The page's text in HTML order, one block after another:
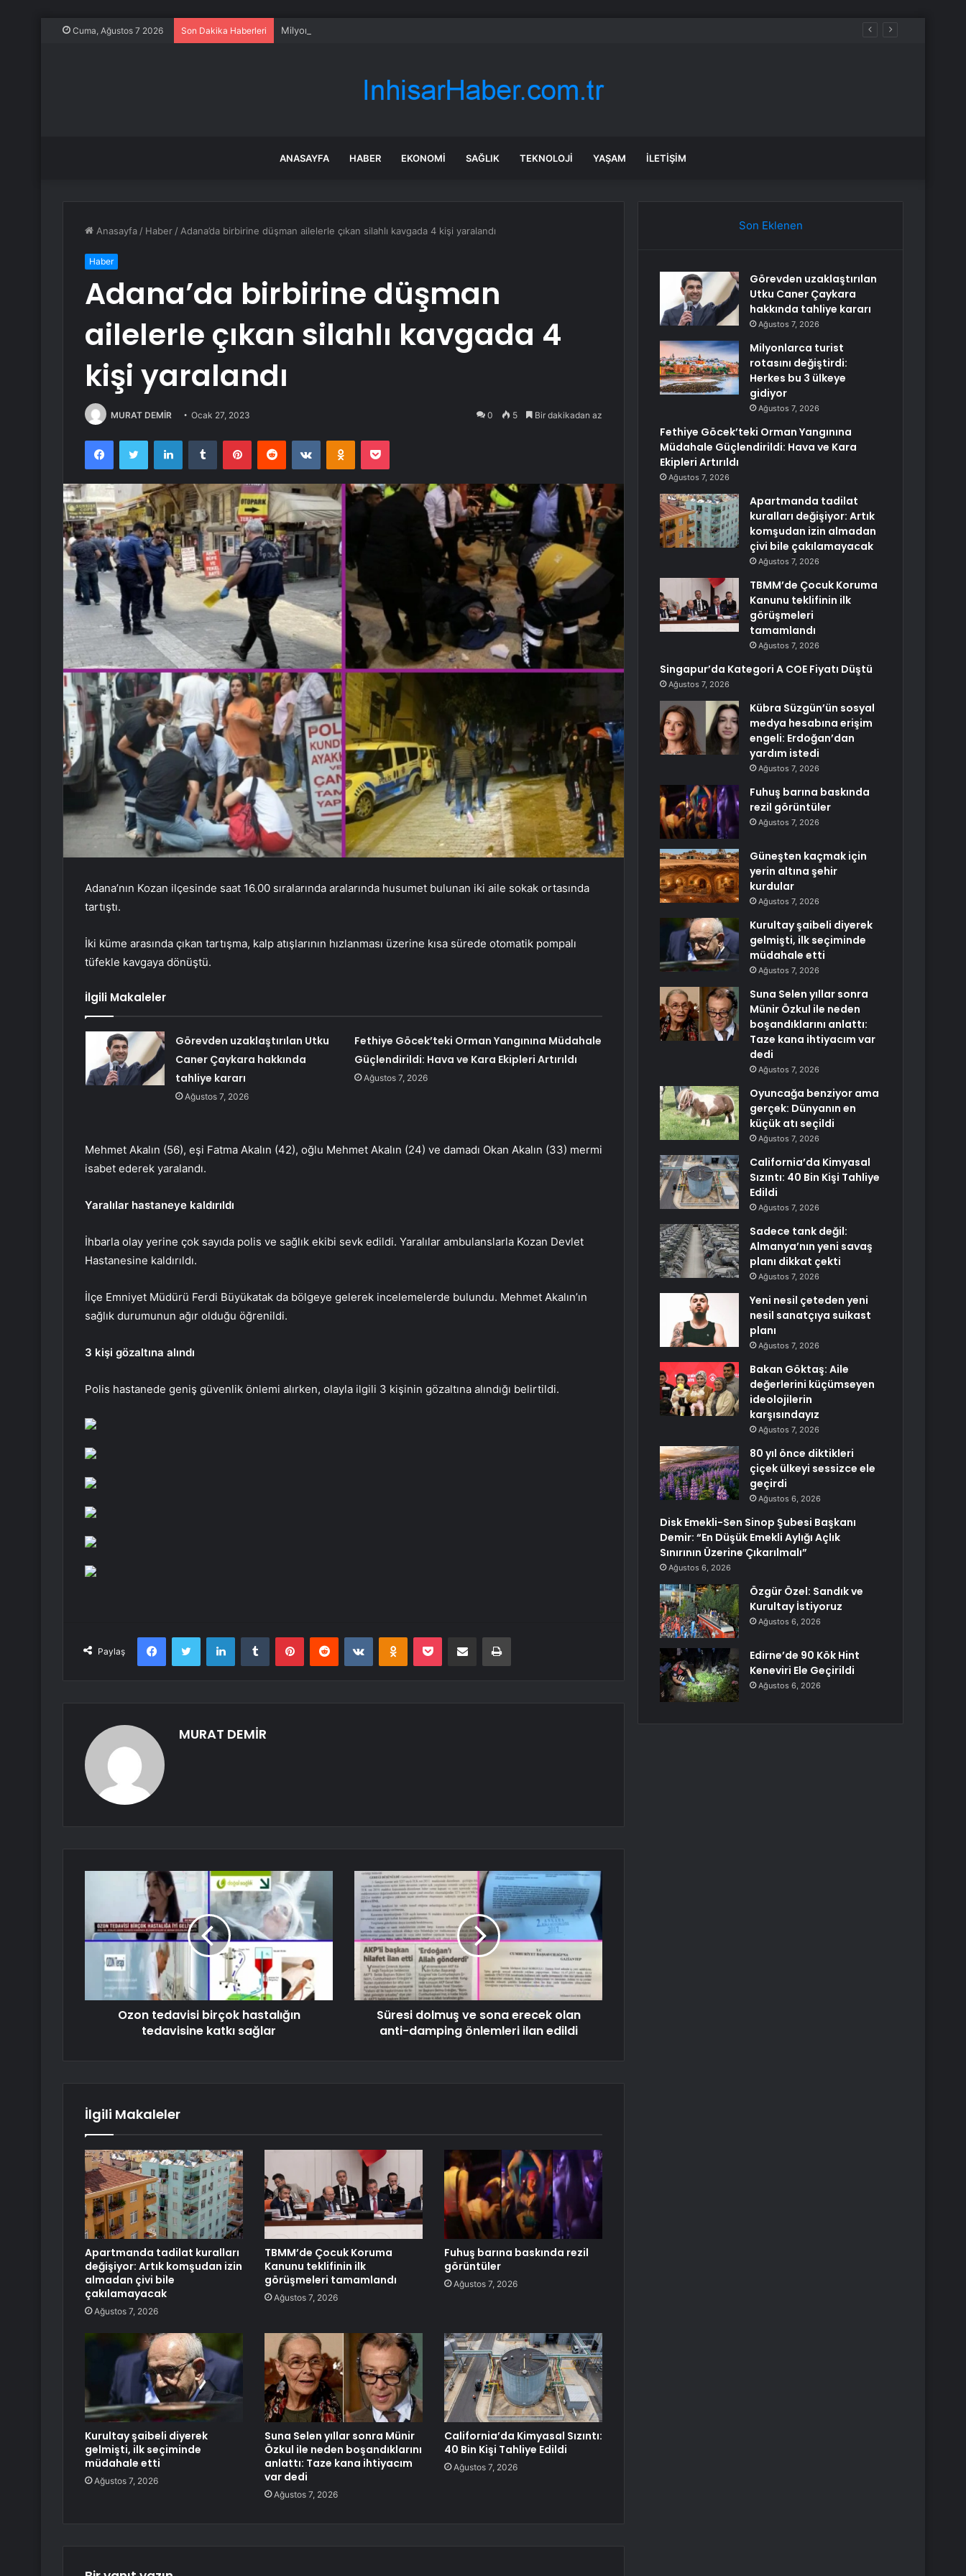
Cuma, Ağustos 7 2026 Son Dakika Haberleri Milyonlarca turist rotasını değiştirdi: Herkes bu 3 ülkeye gidiyor
ANASAYFA HABER EKONOMI SAĞLIK TEKNOLOJI YAŞAM İLETIŞIM
Anasayfa / Haber / Adana’da birbirine düşman ailelerle çıkan silahlı kavgada 4 kişi yaralandı
Haber
Adana’da birbirine düşman
ailelerle çıkan silahlı kavgada 4
kişi yaralandı
MURAT DEMİR Ocak 27, 2023 0 5 Bir dakikadan az
FacebookTwitter LinkedInTumblr PinterestReddit VKontakteOdnoklassniki
Pocket
Adana’nın Kozan ilçesinde saat 16.00 sıralarında aralarında husumet bulunan iki aile sokak ortasında
tartıştı.
İki küme arasında çıkan tartışma, kalp atışlarının hızlanması üzerine kısa sürede otomatik pompalı
tüfekle kavgaya dönüştü.
İlgili Makaleler
Görevden uzaklaştırılan Utku
Caner Çaykara hakkında
tahliye kararı
Ağustos 7, 2026
Fethiye Göcek’teki Orman Yangınına Müdahale
Güçlendirildi: Hava ve Kara Ekipleri Artırıldı
Ağustos 7, 2026
Mehmet Akalın (56), eşi Fatma Akalın (42), oğlu Mehmet Akalın (24) ve damadı Okan Akalın (33) mermi
isabet ederek yaralandı.
Yaralılar hastaneye kaldırıldı
İhbarla olay yerine çok sayıda polis ve sağlık ekibi sevk edildi. Yaralılar ambulanslarla Kozan Devlet
Hastanesine kaldırıldı.
İlçe Emniyet Müdürü Ferdi Büyükatak da bölgeye gelerek incelemelerde bulundu. Mehmet Akalın’ın
sağlık durumunun ağır olduğu öğrenildi.
3 kişi gözaltına alındı
Polis hastanede geniş güvenlik önlemi alırken, olayla ilgili 3 kişinin gözaltına alındığı belirtildi.
Paylaş
FacebookTwitter LinkedInTumblr PinterestReddit VKontakteOdnoklassniki
Pocket E-Posta ile paylaş Yazdır
MURAT DEMİR
Ozon tedavisi birçok hastalığın
tedavisine katkı sağlar
Süresi dolmuş ve sona erecek olan
anti-damping önlemleri ilan edildi
İlgili Makaleler
Apartmanda tadilat kuralları
değişiyor: Artık komşudan izin
almadan çivi bile
çakılamayacak
Ağustos 7, 2026
TBMM’de Çocuk Koruma
Kanunu teklifinin ilk
görüşmeleri tamamlandı
Ağustos 7, 2026
Fuhuş barına baskında rezil
görüntüler
Ağustos 7, 2026
Kurultay şaibeli diyerek
gelmişti, ilk seçiminde
müdahale etti
Ağustos 7, 2026
Suna Selen yıllar sonra Münir
Özkul ile neden boşandıklarını
anlattı: Taze kana ihtiyacım
var dedi
Ağustos 7, 2026
California’da Kimyasal Sızıntı:
40 Bin Kişi Tahliye Edildi
Ağustos 7, 2026
Son Eklenen
Görevden uzaklaştırılan
Utku Caner Çaykara
hakkında tahliye kararı
Ağustos 7, 2026
Milyonlarca turist
rotasını değiştirdi:
Herkes bu 3 ülkeye
gidiyor
Ağustos 7, 2026
Fethiye Göcek’teki Orman Yangınına
Müdahale Güçlendirildi: Hava ve Kara
Ekipleri Artırıldı
Ağustos 7, 2026
Apartmanda tadilat
kuralları değişiyor: Artık
komşudan izin almadan
çivi bile çakılamayacak
Ağustos 7, 2026
TBMM’de Çocuk Koruma
Kanunu teklifinin ilk
görüşmeleri
tamamlandı
Ağustos 7, 2026
Singapur’da Kategori A COE Fiyatı Düştü
Ağustos 7, 2026
Kübra Süzgün’ün sosyal
medya hesabına erişim
engeli: Erdoğan’dan
yardım istedi
Ağustos 7, 2026
Fuhuş barına baskında
rezil görüntüler
Ağustos 7, 2026
Güneşten kaçmak için
yerin altına şehir
kurdular
Ağustos 7, 2026
Kurultay şaibeli diyerek
gelmişti, ilk seçiminde
müdahale etti
Ağustos 7, 2026
Suna Selen yıllar sonra
Münir Özkul ile neden
boşandıklarını anlattı:
Taze kana ihtiyacım var
dedi
Ağustos 7, 2026
Oyuncağa benziyor ama
gerçek: Dünyanın en
küçük atı seçildi
Ağustos 7, 2026
California’da Kimyasal
Sızıntı: 40 Bin Kişi Tahliye
Edildi
Ağustos 7, 2026
Sadece tank değil:
Almanya’nın yeni savaş
planı dikkat çekti
Ağustos 7, 2026
Yeni nesil çeteden yeni
nesil sanatçıya suikast
planı
Ağustos 7, 2026
Bakan Göktaş: Aile
değerlerini küçümseyen
ideolojilerin
karşısındayız
Ağustos 7, 2026
80 yıl önce diktikleri
çiçek ülkeyi sessizce ele
geçirdi
Ağustos 6, 2026
Disk Emekli-Sen Sinop Şubesi Başkanı
Demir: “En Düşük Emekli Aylığı Açlık
Sınırının Üzerine Çıkarılmalı”
Ağustos 6, 2026
Özgür Özel: Sandık ve
Kurultay İstiyoruz
Ağustos 6, 2026
Edirne’de 90 Kök Hint
Keneviri Ele Geçirildi
Ağustos 6, 2026